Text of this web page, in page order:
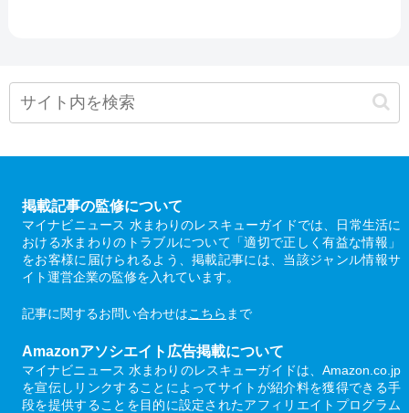
掲載記事の監修について
マイナビニュース 水まわりのレスキューガイドでは、日常生活に
おける水まわりのトラブルについて「適切で正しく有益な情報」
をお客様に届けられるよう、掲載記事には、当該ジャンル情報サ
イト運営企業の監修を入れています。
記事に関するお問い合わせはこちら まで
Amazonアソシエイト広告掲載について
マイナビニュース 水まわりのレスキューガイドは、Amazon.co.jp
を宣伝しリンクすることによってサイトが紹介料を獲得できる手
段を提供することを目的に設定されたアフィリエイトプログラム